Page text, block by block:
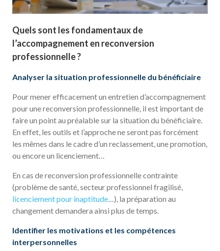
Quels sont les fondamentaux de
l’accompagnement en reconversion
professionnelle ?
Analyser la situation professionnelle du bénéficiaire
Pour mener efficacement un entretien d’accompagnement
pour une reconversion professionnelle, il est important de
faire un point au préalable sur la situation du bénéficiaire.
En effet, les outils et l’approche ne seront pas forcément
les mêmes dans le cadre d’un reclassement, une promotion,
ou encore un licenciement…
En cas de reconversion professionnelle contrainte
(problème de santé, secteur professionnel fragilisé,
licenciement pour inaptitude…), la préparation au
changement demandera ainsi plus de temps.
Identifier les motivations et les compétences
interpersonnelles